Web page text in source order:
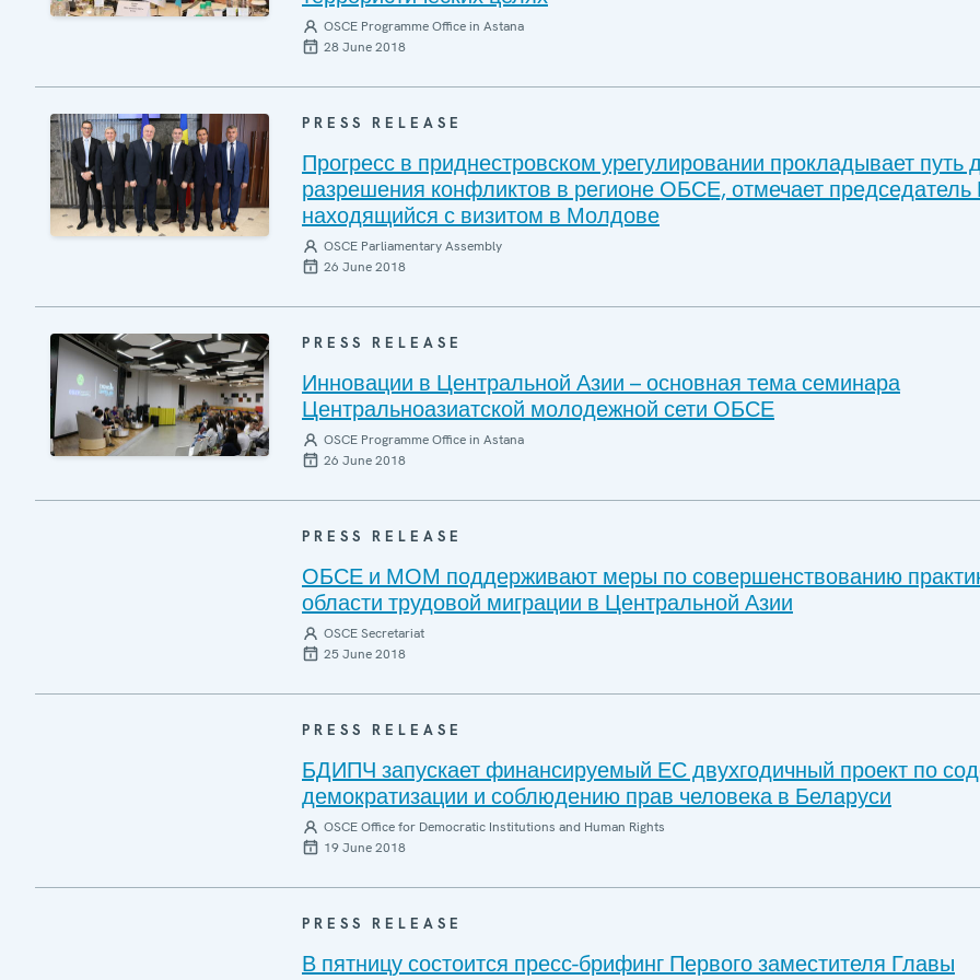
OSCE Programme Office in Astana
28 June 2018
PRESS RELEASE
Прогресс в приднестровском урегулировании прокладывает путь
разрешения конфликтов в регионе ОБСЕ, отмечает председатель
находящийся с визитом в Молдове
OSCE Parliamentary Assembly
26 June 2018
PRESS RELEASE
Инновации в Центральной Азии – основная тема семинара
Центральноазиатской молодежной сети ОБСЕ
OSCE Programme Office in Astana
26 June 2018
PRESS RELEASE
ОБСЕ и МОМ поддерживают меры по совершенствованию
области трудовой миграции в Центральной Азии
OSCE Secretariat
25 June 2018
PRESS RELEASE
БДИПЧ запускает финансируемый ЕС двухгодичный проект по
демократизации и соблюдению прав человека в Беларуси
OSCE Office for Democratic Institutions and Human Rights
19 June 2018
PRESS RELEASE
В пятницу состоится пресс-брифинг Первого заместителя Главы